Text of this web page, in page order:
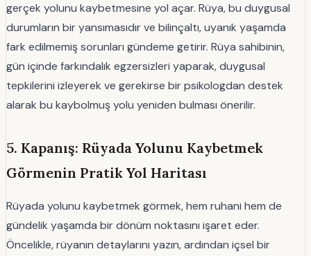
gerçek yolunu kaybetmesine yol açar. Rüya, bu duygusal
durumların bir yansımasıdır ve bilinçaltı, uyanık yaşamda
fark edilmemiş sorunları gündeme getirir. Rüya sahibinin,
gün içinde farkındalık egzersizleri yaparak, duygusal
tepkilerini izleyerek ve gerekirse bir psikologdan destek
alarak bu kaybolmuş yolu yeniden bulması önerilir.
5. Kapanış: Rüyada Yolunu Kaybetmek
Görmenin Pratik Yol Haritası
Rüyada yolunu kaybetmek görmek, hem ruhani hem de
gündelik yaşamda bir dönüm noktasını işaret eder.
Öncelikle, rüyanın detaylarını yazın, ardından içsel bir